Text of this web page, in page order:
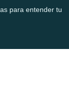
para entender tu